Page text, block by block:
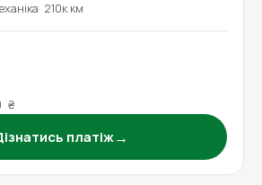
210к км
₴
платіж→